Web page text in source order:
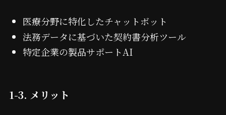
医療分野に特化したチャットボット
法務データに基づいた契約書分析ツール
特定企業の製品サポートAI
1-3. メリット